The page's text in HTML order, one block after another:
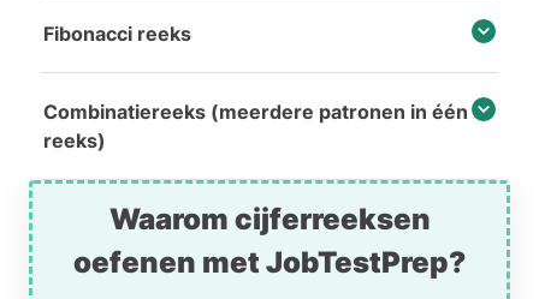
Fibonacci reeks
Combinatiereeks (meerdere patronen in één
reeks)
Waarom cijferreeksen
oefenen met JobTestPrep?